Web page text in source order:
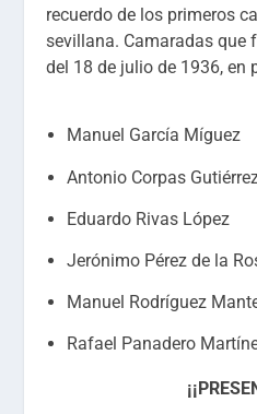
recuerdo de los primeros
sevillana. Camaradas que
del 18 de julio de 1936, en
Manuel García Míguez
Antonio Corpas
Eduardo Rivas López
Jerónimo Pérez de la
Manuel Rodríguez
Rafael Panadero